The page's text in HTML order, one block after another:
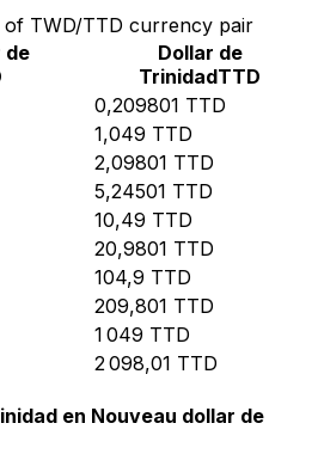
of TWD/TTD currency pair
de
Dollar de
TrinidadTTD
0,209801 TTD
1,049 TTD
2,09801 TTD
5,24501 TTD
10,49 TTD
20,9801 TTD
104,9 TTD
209,801 TTD
1 049 TTD
2 098,01 TTD
en Nouveau dollar de